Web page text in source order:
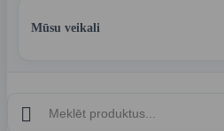
Mūsu veikali
